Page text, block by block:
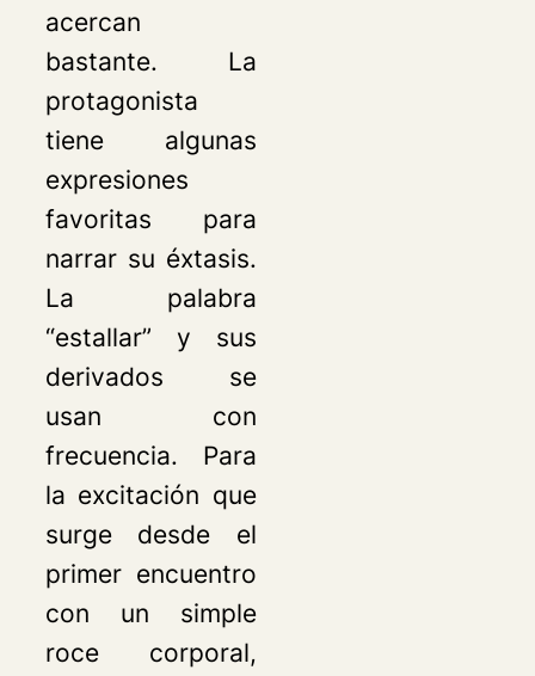
acercan
bastante. La
protagonista
tiene algunas
expresiones
favoritas para
narrar su éxtasis.
La palabra
“estallar” y sus
derivados se
usan con
frecuencia. Para
la excitación que
surge desde el
primer encuentro
con un simple
roce corporal,